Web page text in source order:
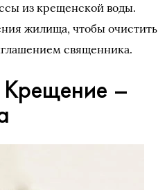
из крещенской воды.
жилища, чтобы очистить
священника.
Крещение –